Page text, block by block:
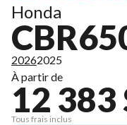
Honda
20262025
À partir de
12 383
Tous frais inclus